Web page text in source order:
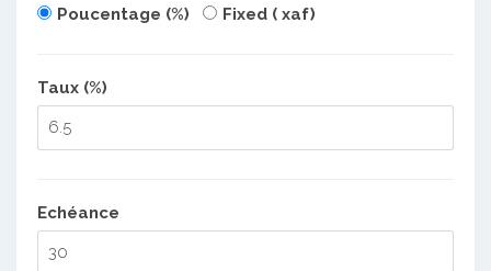
Poucentage (%) Fixed ( xaf)
Taux (%)
Echéance